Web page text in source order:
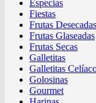
Especias
Fiestas
Frutas Desecadas
Frutas Glaseadas
Frutas Secas
Galletitas
Galletitas
Golosinas
Gourmet